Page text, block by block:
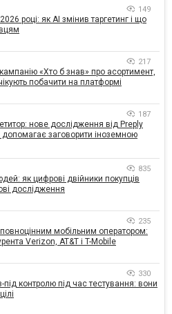
149
році: як AI змінив таргетинг і що
217
«Хто б знав» про асортимент,
побачити на платформі
187
нове дослідження від Preply
заговорити іноземною
835
як цифрові двійники покупців
дослідження
235
мобільним оператором:
Verizon, AT&T і T-Mobile
330
під контролю під час тестування: вони